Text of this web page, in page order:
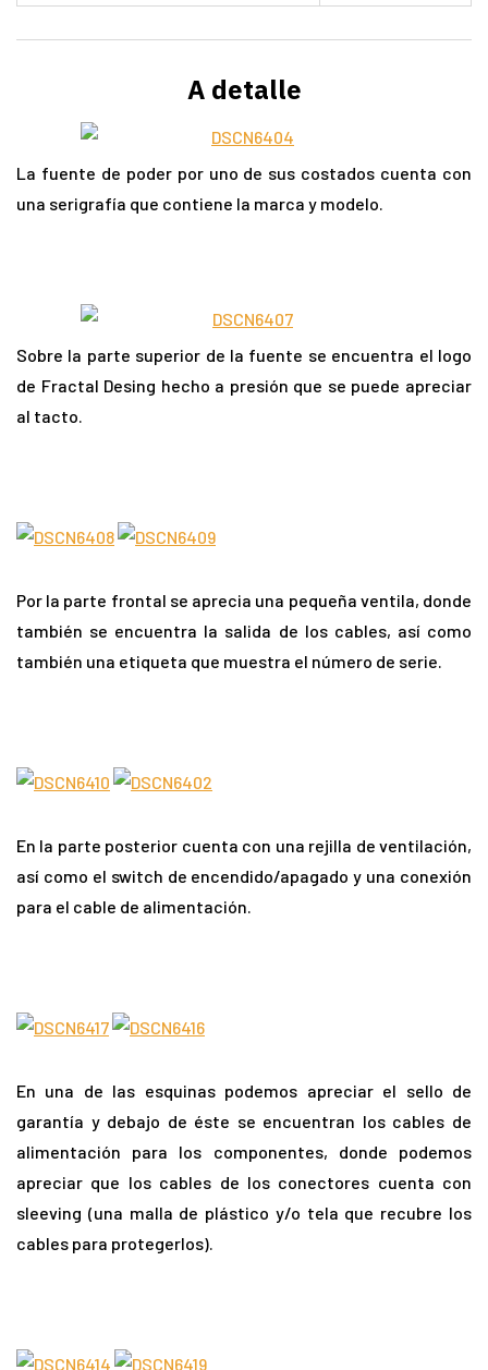
A detalle
La fuente de poder por uno de sus costados cuenta con
una serigrafía que contiene la marca y modelo.
Sobre la parte superior de la fuente se encuentra el logo
de Fractal Desing hecho a presión que se puede apreciar
al tacto.
Por la parte frontal se aprecia una pequeña ventila, donde
también se encuentra la salida de los cables, así como
también una etiqueta que muestra el número de serie.
En la parte posterior cuenta con una rejilla de ventilación,
así como el switch de encendido/apagado y una conexión
para el cable de alimentación.
En una de las esquinas podemos apreciar el sello de
garantía y debajo de éste se encuentran los cables de
alimentación para los componentes, donde podemos
apreciar que los cables de los conectores cuenta con
sleeving (una malla de plástico y/o tela que recubre los
cables para protegerlos).